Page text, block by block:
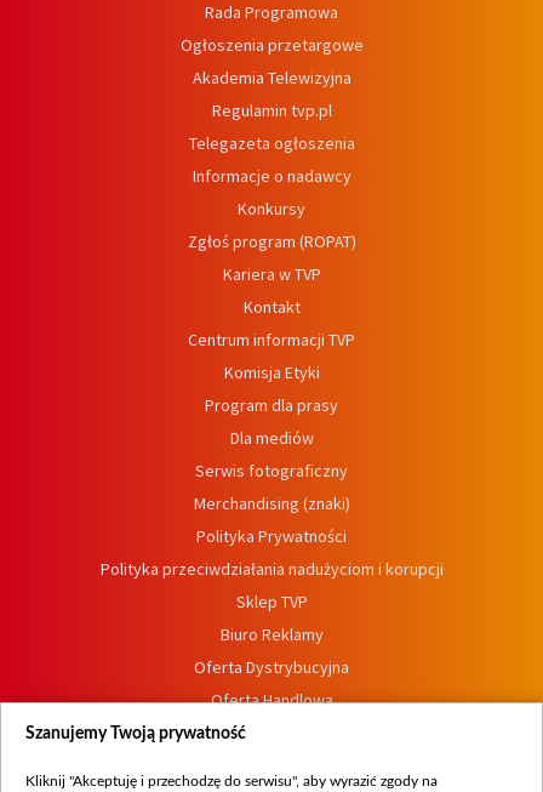
Rada Programowa
Ogłoszenia przetargowe
Akademia Telewizyjna
Regulamin tvp.pl
Telegazeta ogłoszenia
Informacje o nadawcy
Konkursy
Zgłoś program (ROPAT)
Kariera w TVP
Kontakt
Centrum informacji TVP
Komisja Etyki
Program dla prasy
Dla mediów
Serwis fotograficzny
Merchandising (znaki)
Polityka Prywatności
Polityka przeciwdziałania nadużyciom i korupcji
Sklep TVP
Biuro Reklamy
Oferta Dystrybucyjna
Oferta Handlowa
Dostępność
Szanujemy Twoją prywatność
Kliknij "Akceptuję i przechodzę do serwisu", aby wyrazić zgody na